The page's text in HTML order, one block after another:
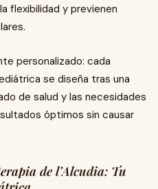
flexibilidad y previenen
personalizado: cada
se diseña tras una
de salud y las necesidades
óptimos sin causar
de l’Alcudia: Tu